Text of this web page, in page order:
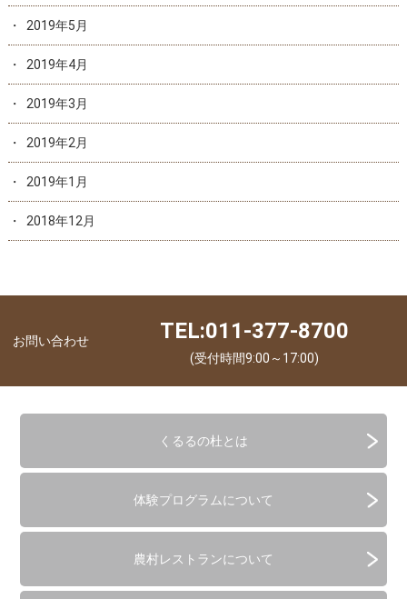
2019年5月
2019年4月
2019年3月
2019年2月
2019年1月
2018年12月
お問い合わせ TEL:011-377-8700
(受付時間9:00～17:00)
くるるの杜とは
体験プログラムについて
農村レストランについて